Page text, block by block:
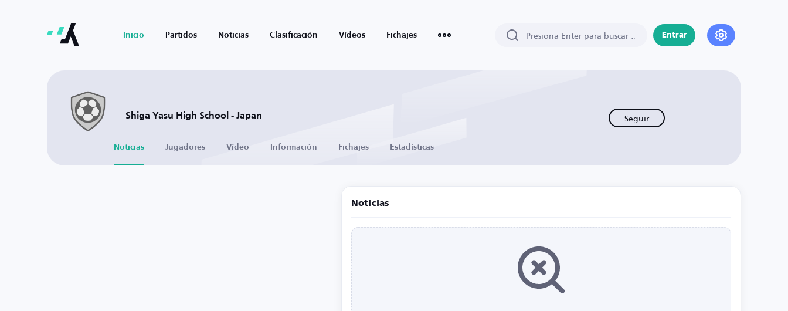
Inicio Partidos Noticias Clasificación Vídeos Fichajes Entrar
Shiga Yasu High School - Japan Seguir
Noticias Jugadores Vídeo Información Fichajes Estadísticas
Noticias